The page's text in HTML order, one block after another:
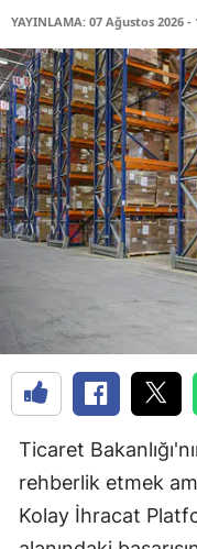
YAYINLAMA: 07 Ağustos 2026 -
Ticaret
rehberlik etmek
Kolay İhracat